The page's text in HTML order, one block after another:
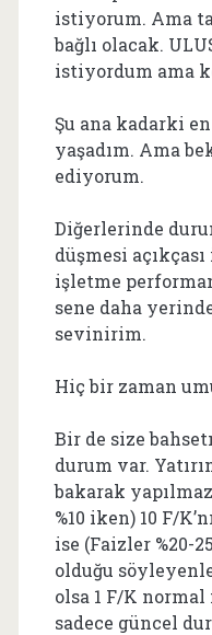
istiyorum. Ama
bağlı olacak.
istiyordum ama
Şu ana kadarki
yaşadım. Ama
ediyorum.
Diğerlerinde
düşmesi
işletme
sene daha
sevinirim.
Hiç bir zaman
Bir de size
durum var.
bakarak
%10 iken) 10 F/
ise (Faizler %20-
olduğu
olsa 1 F/K
sadece güncel